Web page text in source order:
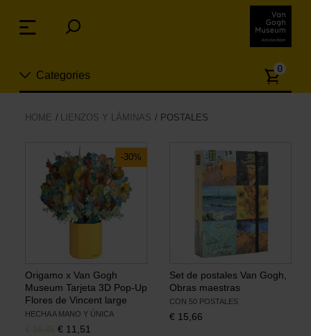
links
Jump
content
Categories
Nuevo
Joyas
Moda
Hogar y Cocina
Ocio
0
HOME LIENZOS Y LÁMINAS POSTALES
-30%
Origamo x Van Gogh
Museum Tarjeta 3D Pop-Up
Flores de Vincent large
HECHA A MANO Y ÚNICA
Original price was:
, Current price is:
€ 11,51
Set de postales Van Gogh,
Obras maestras
CON 50 POSTALES
€ 15,66
Menu